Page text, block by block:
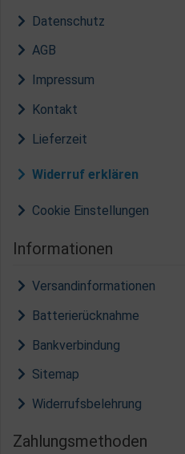
Datenschutz
AGB
Impressum
Kontakt
Lieferzeit
Widerruf erklären
Cookie Einstellungen
Informationen
Versandinformationen
Batterierücknahme
Bankverbindung
Sitemap
Widerrufsbelehrung
Zahlungsmethoden